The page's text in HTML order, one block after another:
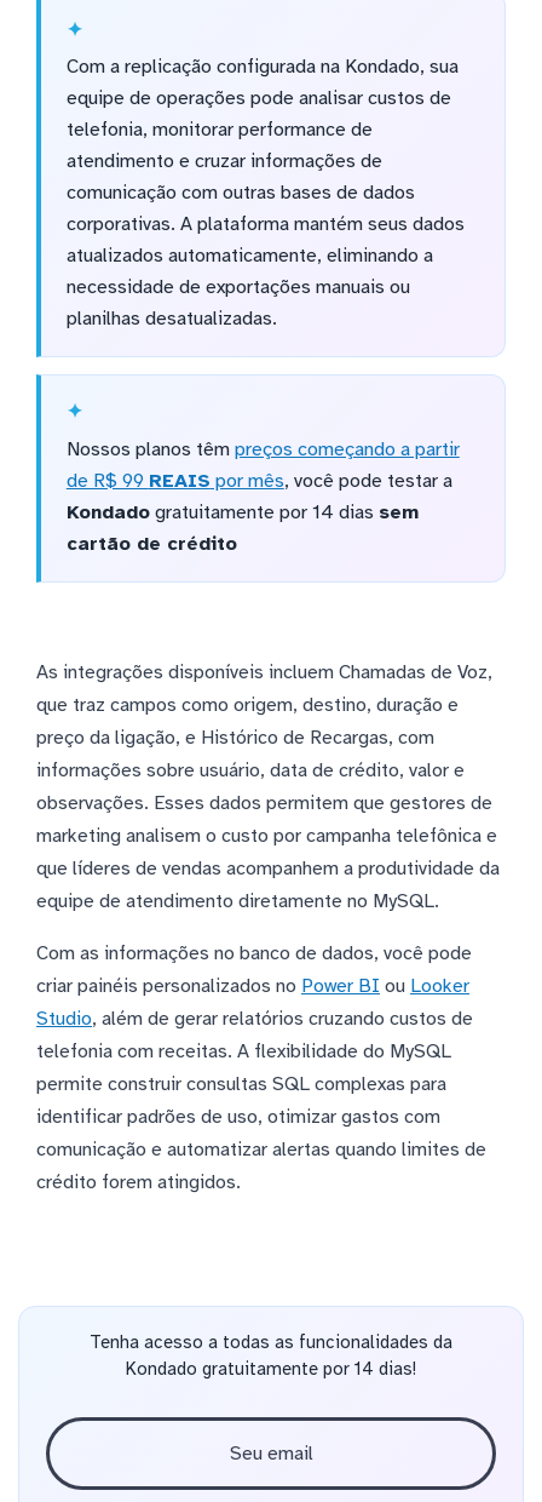
Com a replicação configurada na Kondado, sua
equipe de operações pode analisar custos de
telefonia, monitorar performance de
atendimento e cruzar informações de
comunicação com outras bases de dados
corporativas. A plataforma mantém seus dados
atualizados automaticamente, eliminando a
necessidade de exportações manuais ou
planilhas desatualizadas.
Nossos planos têm preços começando a partir
de R$ 99 REAIS por mês, você pode testar a
Kondadogratuitamente por 14 dias sem
cartão de crédito
As integrações disponíveis incluem Chamadas de Voz,
que traz campos como origem, destino, duração e
preço da ligação, e Histórico de Recargas, com
informações sobre usuário, data de crédito, valor e
observações. Esses dados permitem que gestores de
marketing analisem o custo por campanha telefônica e
que líderes de vendas acompanhem a produtividade da
equipe de atendimento diretamente no MySQL.
Com as informações no banco de dados, você pode
criar painéis personalizados no Power BI ou Looker
Studio, além de gerar relatórios cruzando custos de
telefonia com receitas. A flexibilidade do MySQL
permite construir consultas SQL complexas para
identificar padrões de uso, otimizar gastos com
comunicação e automatizar alertas quando limites de
crédito forem atingidos.
Tenha acesso a todas as funcionalidades da
Kondado gratuitamente por 14 dias!